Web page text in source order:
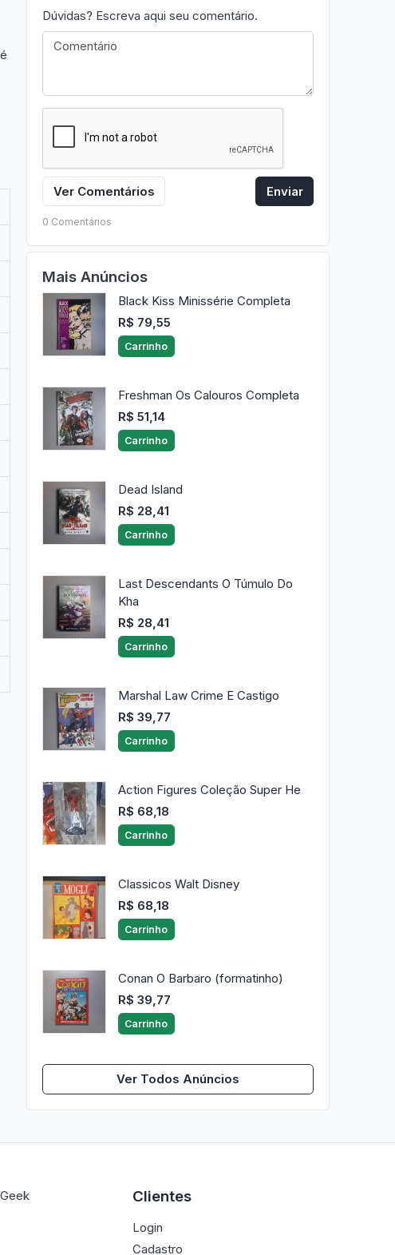
Dúvidas? Escreva aqui seu comentário.
Ver Comentários Enviar
0 Comentários
Mais Anúncios
Black Kiss Minissérie Completa
R$ 79,55
Carrinho
Freshman Os Calouros Completa
R$ 51,14
Carrinho
Dead Island
R$ 28,41
Carrinho
Last Descendants O Túmulo Do
Kha
R$ 28,41
Carrinho
Marshal Law Crime E Castigo
R$ 39,77
Carrinho
Action Figures Coleção Super He
R$ 68,18
Carrinho
Classicos Walt Disney
R$ 68,18
Carrinho
Conan O Barbaro (formatinho)
R$ 39,77
Carrinho
Ver Todos Anúncios
Clientes
Login
Cadastro